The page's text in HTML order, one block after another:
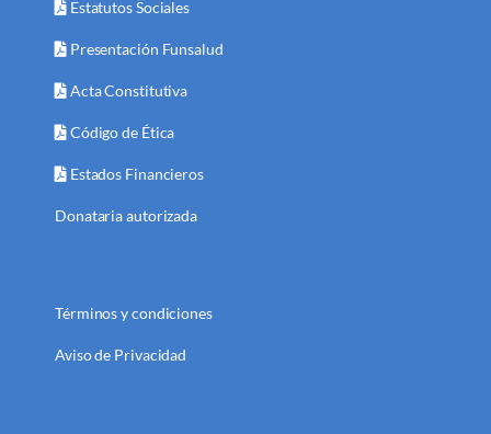
Estatutos Sociales
Presentación Funsalud
Acta Constitutiva
Código de Ética
Estados Financieros
Donataria autorizada
Términos y condiciones
Aviso de Privacidad